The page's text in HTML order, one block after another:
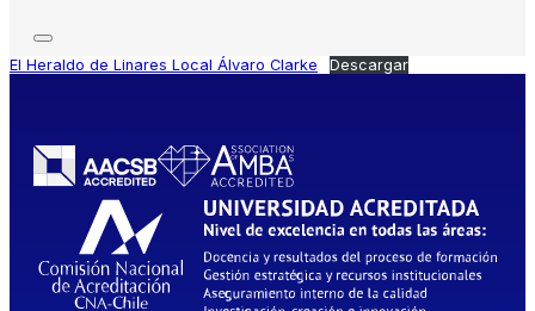
El Heraldo de Linares Local Álvaro Clarke Descargar